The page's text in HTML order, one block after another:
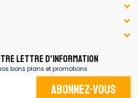
LETTRE D'INFORMATION
bons plans et promotions
Abonnez-vous